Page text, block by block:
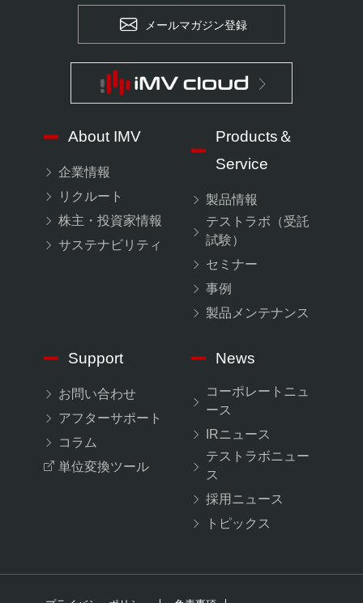
メールマガジン登録
About IMV
企業情報
リクルート
株主・投資家情報
サステナビリティ
Products＆
Service
製品情報
テストラボ（受託
試験）
セミナー
事例
製品メンテナンス
Support
お問い合わせ
アフターサポート
コラム
単位変換ツール
News
コーポレートニュ
ース
IRニュース
テストラボニュー
ス
採用ニュース
トピックス